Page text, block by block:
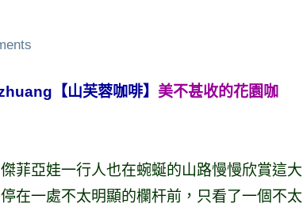
【山芙蓉咖啡】 美不甚收的花園咖
菲亞娃一行人也在蜿蜒的山路慢慢欣賞這大
在一處不太明顯的欄杆前，只看了一個不太